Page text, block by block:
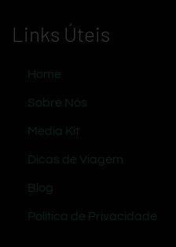
Links Úteis
Home
Sobre Nós
Media Kit
Dicas de Viagem
Blog
Política de Privacidade